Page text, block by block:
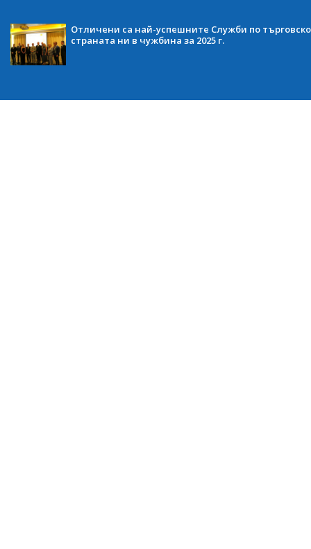
Отличени са най-успешните Служби по
страната ни в чужбина за 2025 г.